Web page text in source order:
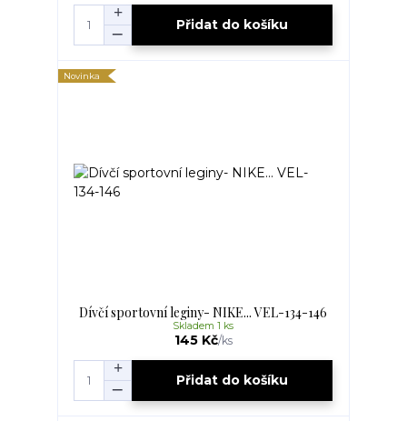
Přidat do košíku
Novinka
Dívčí sportovní leginy- NIKE... VEL-134-146
145 Kč/ks
Skladem 1 ks
Přidat do košíku